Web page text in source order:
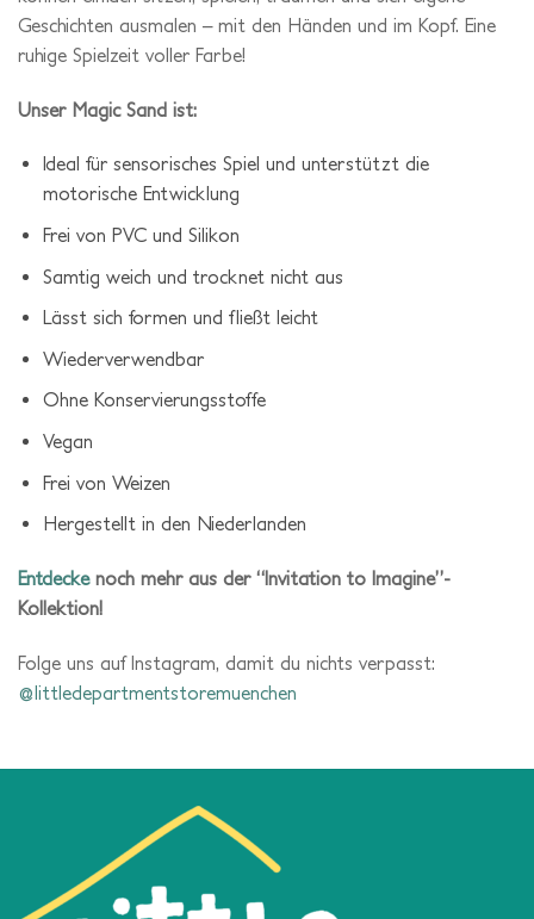
Geschichten ausmalen – mit den Händen und im Kopf. Eine
ruhige Spielzeit voller Farbe!
Unser Magic Sand ist:
Ideal für sensorisches Spiel und unterstützt die
motorische Entwicklung
Frei von PVC und Silikon
Samtig weich und trocknet nicht aus
Lässt sich formen und fließt leicht
Wiederverwendbar
Ohne Konservierungsstoffe
Vegan
Frei von Weizen
Hergestellt in den Niederlanden
Entdeckenoch mehr aus der “Invitation to Imagine”-
Kollektion!
Folge uns auf Instagram, damit du nichts verpasst:
@littledepartmentstoremuenchen